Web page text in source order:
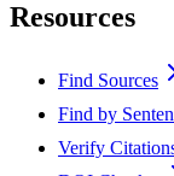
Resources
Find Sources
Find by
Verify